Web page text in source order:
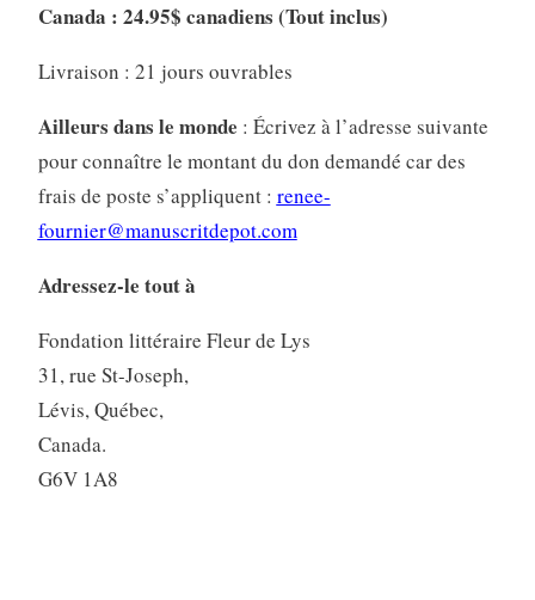
Canada : 24.95$ canadiens (Tout inclus)
Livraison : 21 jours ouvrables
Ailleurs dans le monde : Écrivez à l’adresse suivante
pour connaître le montant du don demandé car des
frais de poste s’appliquent : renee-
fournier@manuscritdepot.com
Adressez-le tout à
Fondation littéraire Fleur de Lys
31, rue St-Joseph,
Lévis, Québec,
Canada.
G6V 1A8